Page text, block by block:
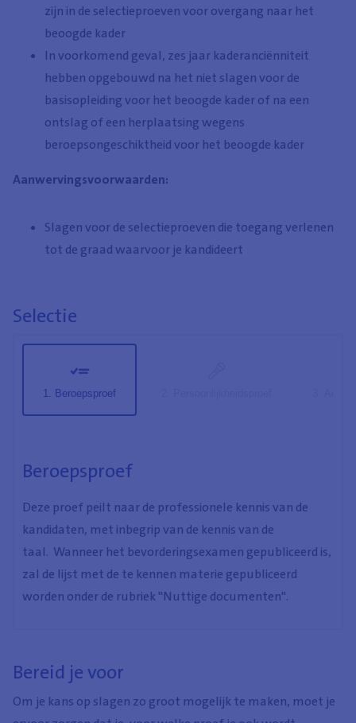
zijn in de selectieproeven voor overgang naar het
beoogde kader
In voorkomend geval, zes jaar kaderanciënniteit
hebben opgebouwd na het niet slagen voor de
basisopleiding voor het beoogde kader of na een
ontslag of een herplaatsing wegens
beroepsongeschiktheid voor het beoogde kader
Aanwervingsvoorwaarden:
Slagen voor de selectieproeven die toegang verlenen
tot de graad waarvoor je kandideert
Selectie
Beroepsproef
Beroepsproef
Deze proef peilt naar de professionele kennis van de
kandidaten, met inbegrip van de kennis van de
taal. Wanneer het bevorderingsexamen gepubliceerd is,
zal de lijst met de te kennen materie gepubliceerd
worden onder de rubriek "Nuttige documenten".
Bereid je voor
Om je kans op slagen zo groot mogelijk te maken, moet je